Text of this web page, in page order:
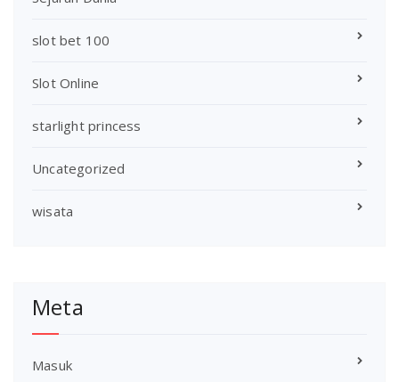
slot bet 100
Slot Online
starlight princess
Uncategorized
wisata
Meta
Masuk